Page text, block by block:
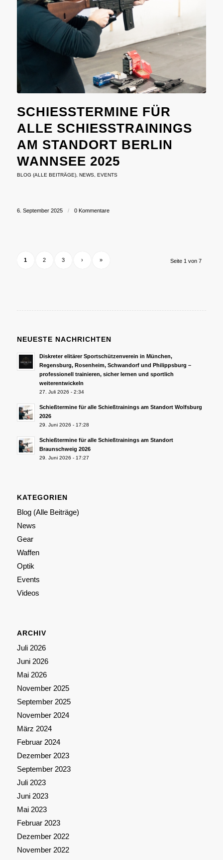
SCHIESSTERMINE FÜR A
LLE SCHIESSTRAININGS AM
STANDORT BERLIN WA
NNSEE 2025
BLOG (ALLE BEITRÄGE), NEWS, EVENTS
6. September 2025 / 0 Kommentare
Seite 1 von 7
1 2 3 › »
NEUESTE NACHRICHTEN
Diskreter elitärer Sportschützenverein in München,
Regensburg, Rosenheim, Schwandorf und Philippsburg –
professionell trainieren, sicher lernen und sportlich
weiterentwickeln
27. Juli 2026 - 2:34
Schießtermine für alle Schießtrainings am Standort Wolfsburg
2026
29. Juni 2026 - 17:28
Schießtermine für alle Schießtrainings am Standort
Braunschweig 2026
29. Juni 2026 - 17:27
KATEGORIEN
Blog (Alle Beiträge)
News
Gear
Waffen
Optik
Events
Videos
ARCHIV
Juli 2026
Juni 2026
Mai 2026
November 2025
September 2025
November 2024
März 2024
Februar 2024
Dezember 2023
September 2023
Juli 2023
Juni 2023
Mai 2023
Februar 2023
Dezember 2022
November 2022